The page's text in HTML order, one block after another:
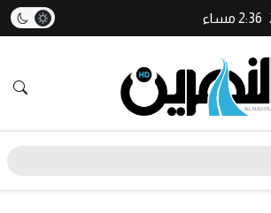
2:36 مساء